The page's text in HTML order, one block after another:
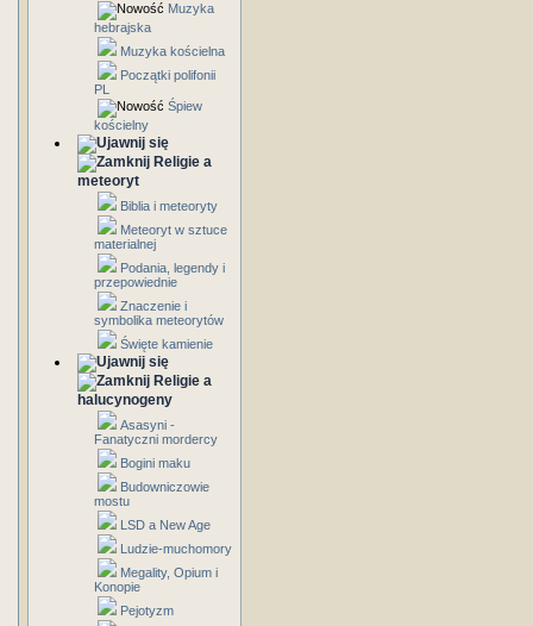
Muzyka
hebrajska
Muzyka kościelna
Początki polifonii
PL
Śpiew
kościelny
Religie a
meteoryt
Biblia i meteoryty
Meteoryt w sztuce
materialnej
Podania, legendy i
przepowiednie
Znaczenie i
symbolika meteorytów
Święte kamienie
Religie a
halucynogeny
Asasyni -
Fanatyczni mordercy
Bogini maku
Budowniczowie
mostu
LSD a New Age
Ludzie-muchomory
Megality, Opium i
Konopie
Pejotyzm